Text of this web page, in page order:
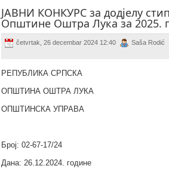
ЈАВНИ КОНКУРС за додјелу
Општине Оштра Лука за 2025.
četvrtak, 26 decembar 2024 12:40 Saša Rodić
РЕПУБЛИКА СРПСКА
ОПШТИНА ОШТРА ЛУКА
ОПШТИНСКА УПРАВА
Број: 02-67-17/24
Дана: 26.12.2024. године